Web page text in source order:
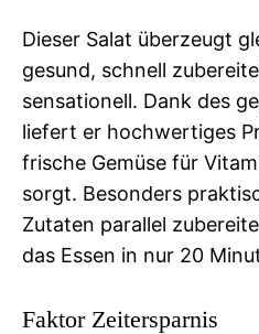
Dieser Salat überzeugt
gesund, schnell
sensationell. Dank des
liefert er hochwertiges
frische Gemüse für
sorgt. Besonders
Zutaten parallel
das Essen in nur 20
Faktor Zeitersparnis